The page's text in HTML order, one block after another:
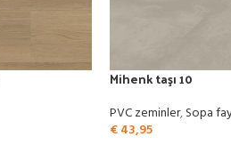
Mihenk taşı 10
PVC zeminler,Sopa
€43,95